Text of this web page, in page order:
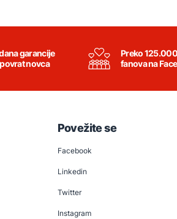
garancije
novca
Preko 125.000
fanova na
Povežite se
Facebook
Linkedin
Twitter
Instagram